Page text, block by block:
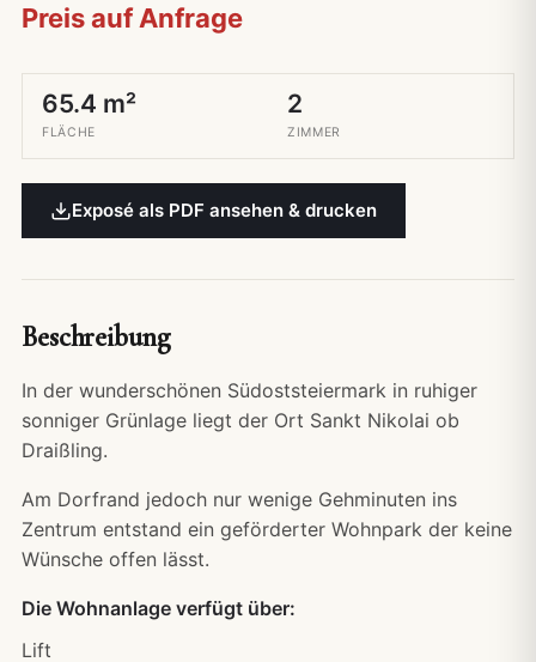
Preis auf Anfrage
65.4 m²
FLÄCHE
2
ZIMMER
Exposé als PDF ansehen & drucken
Beschreibung
In der wunderschönen Südoststeiermark in ruhiger
sonniger Grünlage liegt der Ort Sankt Nikolai ob
Draißling.
Am Dorfrand jedoch nur wenige Gehminuten ins
Zentrum entstand ein geförderter Wohnpark der keine
Wünsche offen lässt.
Die Wohnanlage verfügt über:
Lift